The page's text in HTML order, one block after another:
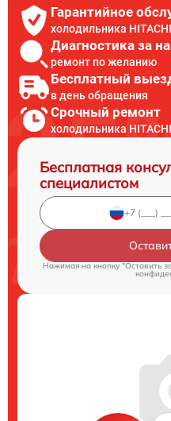
Гарантийное
холодильника
Диагностика за
ремонт по желанию
Бесплатный
в день обращения
Срочный ремонт
холодильника
Бесплатная
специалистом
Нажимая на кнопку "Оставить